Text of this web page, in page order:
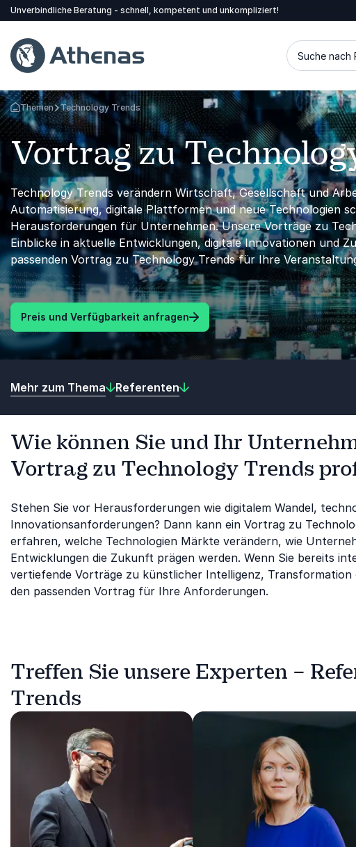
Unverbindliche Beratung - schnell, kompetent und unkompliziert!
Suche nach
Zurück zur Startseite
Themen Technology Trends
Vortrag zu
Technology Trends verändern Wirtschaft, Gesellschaft und
Automatisierung, digitale Plattformen und neue Technologien
Herausforderungen für Unternehmen. Unsere Vorträge zu
Einblicke in aktuelle Entwicklungen, digitale Innovationen und
passenden Vortrag zu Technology Trends für Ihre
Preis und Verfügbarkeit anfragen
Mehr zum Thema Referenten
Wie können Sie und Ihr
Vortrag zu Technology Trends
Stehen Sie vor Herausforderungen wie digitalem Wandel,
Innovationsanforderungen? Dann kann ein Vortrag zu
erfahren, welche Technologien Märkte verändern, wie
Entwicklungen die Zukunft prägen werden. Wenn Sie bereits
vertiefende Vorträge zu künstlicher Intelligenz, Transformation
den passenden Vortrag für Ihre Anforderungen.
Treffen Sie unsere Experten –
Trends